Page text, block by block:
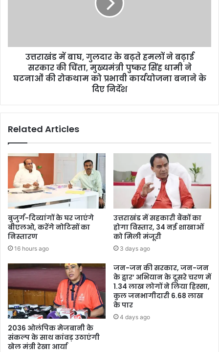
उत्तराखंड में बाघ, गुलदार के बढ़ते हमलों ने बढ़ाई
सरकार की चिंता, मुख्यमंत्री पुष्कर सिंह धामी ने
घटनाओं की रोकथाम को प्रभावी कार्ययोजना बनाने के
दिए निर्देश
Related Articles
बुजुर्ग-दिव्यांगों के घर जाएंगे
बीएलओ, करेंगे नोटिसों का
निस्तारण
16 hours ago
उत्तराखंड में सहकारी बैंकों का
होगा विस्तार, 34 नई शाखाओं
को मिली मंजूरी
3 days ago
2036 ओलंपिक मेजबानी के
संकल्प के साथ कांवड़ उठाएंगी
खेल मंत्री रेखा आर्या
जन-जन की सरकार, जन-जन
के द्वार’ अभियान के दूसरे चरण में
1.34 लाख लोगों ने लिया हिस्सा,
कुल जनभागीदारी 6.68 लाख
के पार
4 days ago